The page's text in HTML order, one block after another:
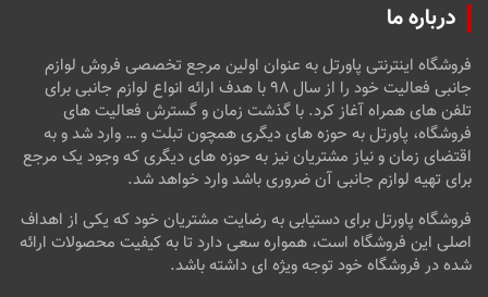
درباره ما
فروشگاه اینترنتی پاورتل به عنوان اولین مرجع تخصصی فروش لوازم
جانبی فعالیت خود را از سال ۹۸ با هدف ارائه انواع لوازم جانبی برای
تلفن های همراه آغاز کرد. با گذشت زمان و گسترش فعالیت های
فروشگاه، پاورتل به حوزه های دیگری همچون تبلت و … وارد شد و به
اقتضای زمان و نیاز مشتریان نیز به حوزه های دیگری که وجود یک مرجع
برای تهیه لوازم جانبی آن ضروری باشد وارد خواهد شد.
فروشگاه پاورتل برای دستیابی به رضایت مشتریان خود که یکی از اهداف
اصلی این فروشگاه است، همواره سعی دارد تا به کیفیت محصولات ارائه
شده در فروشگاه خود توجه ویژه ای داشته باشد.